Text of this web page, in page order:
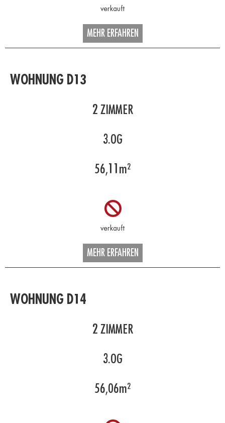
MEHR ERFAHREN
WOHNUNG D13
2 ZIMMER
3.OG
56,11 m²
MEHR ERFAHREN
WOHNUNG D14
2 ZIMMER
3.OG
56,06m²